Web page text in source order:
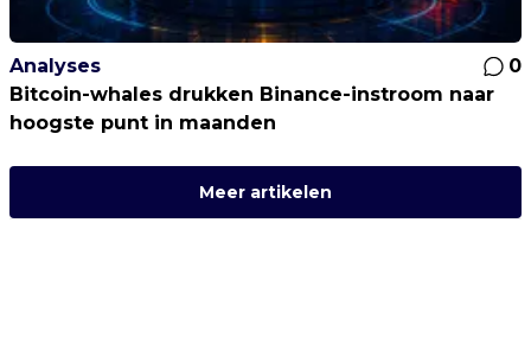
Analyses
0
Bitcoin-whales drukken Binance-instroom naar
hoogste punt in maanden
Meer artikelen